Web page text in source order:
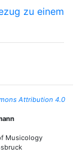
zu einem
Attribution 4.0
Musicology